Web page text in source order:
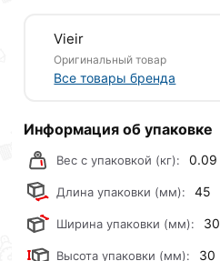
Vieir
Оригинальный товар
Все товары бренда
Информация об упаковке
Вес с упаковкой (кг): 0.09
Длина упаковки (мм): 45
Ширина упаковки (мм): 30
Высота упаковки (мм): 30